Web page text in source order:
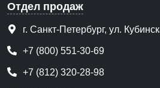
Отдел продаж
г. Санкт-Петербург, ул.
+7 (800) 551-30-69
+7 (812) 320-28-98